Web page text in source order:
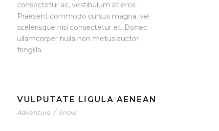
consectetur ac, vestibulum at eros.
Praesent commodo cursus magna, vel
scelerisque nisl consectetur et. Donec
ullamcorper nulla non metus auctor
fringilla.
VULPUTATE LIGULA AENEAN
Adventure / Snow